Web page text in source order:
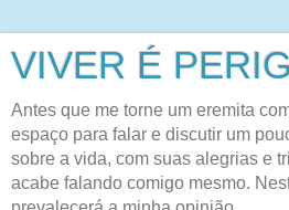
VIVER É
Antes que me torne um eremita
espaço para falar e discutir um
sobre a vida, com suas alegrias e
acabe falando comigo mesmo.